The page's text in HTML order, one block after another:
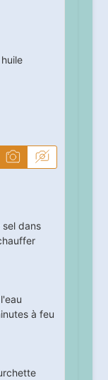
huile
dans
à feu